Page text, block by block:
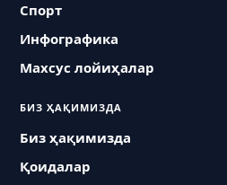
Спорт
Инфографика
Махсус лойиҳалар
БИЗ ҲАҚИМИЗДА
Биз ҳақимизда
Қоидалар